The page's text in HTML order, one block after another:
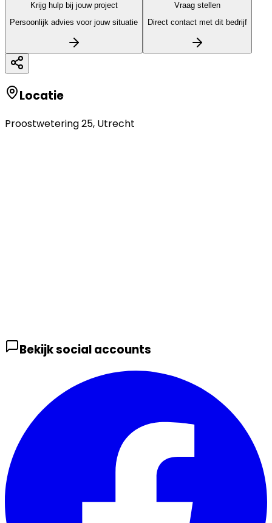
Krijg hulp bij jouw project
Persoonlijk advies voor jouw situatie
Vraag stellen
Direct contact met dit bedrijf
Locatie
Proostwetering 25, Utrecht
Bekijk social accounts